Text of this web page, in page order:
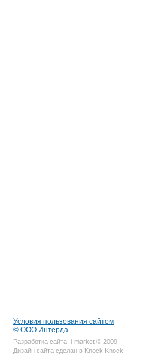
Условия пользования сайтом
© ООО Интерда
Разработка сайта: i-market © 2009
Дизайн сайта сделан в Knock Knock